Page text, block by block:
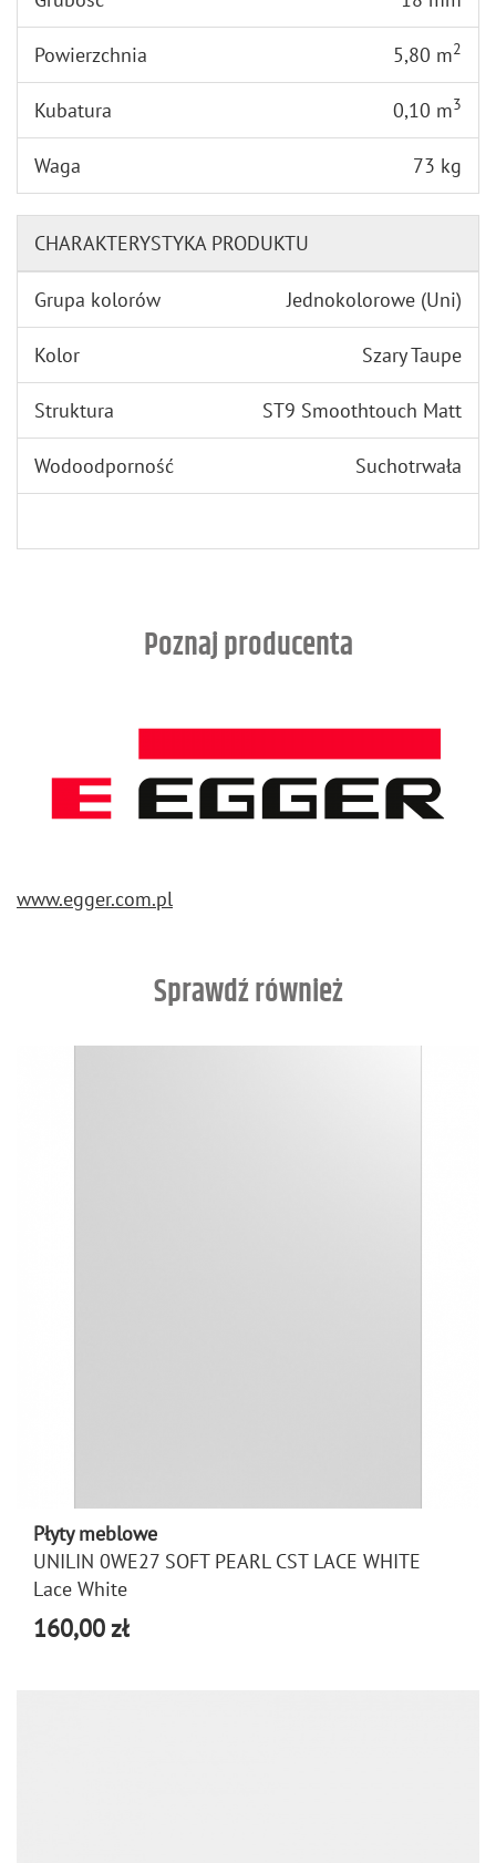
Powierzchnia 5,80 m2
Kubatura 0,10 m3
Waga 73 kg
CHARAKTERYSTYKA PRODUKTU
Grupa kolorów Jednokolorowe (Uni)
Kolor Szary Taupe
Struktura ST9 Smoothtouch Matt
Wodoodporność Suchotrwała
Poznaj producenta
www.​egger.​com.​pl
Sprawdź również
Płyty meblowe
UNILIN 0WE27 SOFT PEARL CST LACE WHITE
Lace White
160,00 zł